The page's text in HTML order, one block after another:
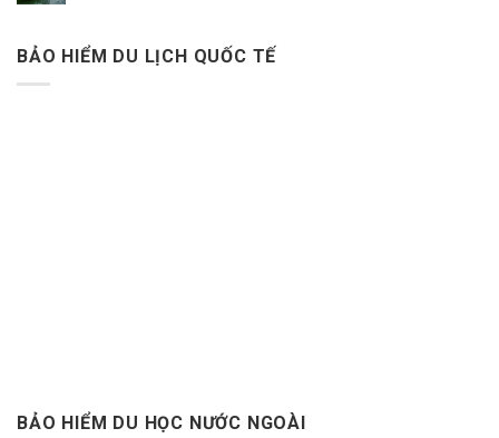
BẢO HIỂM DU LỊCH QUỐC TẾ
BẢO HIỂM DU HỌC NƯỚC NGOÀI